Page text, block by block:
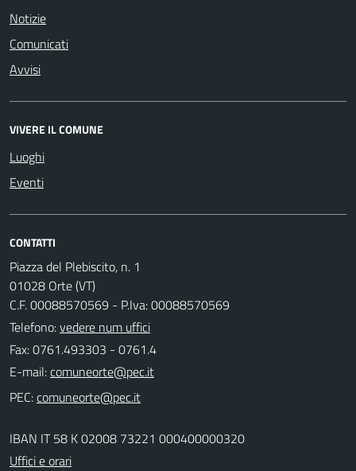
Notizie
Comunicati
Avvisi
VIVERE IL COMUNE
Luoghi
Eventi
CONTATTI
Piazza del Plebiscito, n. 1
01028 Orte (VT)
C.F. 00088570569 - P.Iva: 00088570569
Telefono:vedere num uffici
Fax: 0761.493303 - 0761.4
E-mail:
PEC:
IBAN IT 58 K 02008 73221 000400000320
Uffici e orari